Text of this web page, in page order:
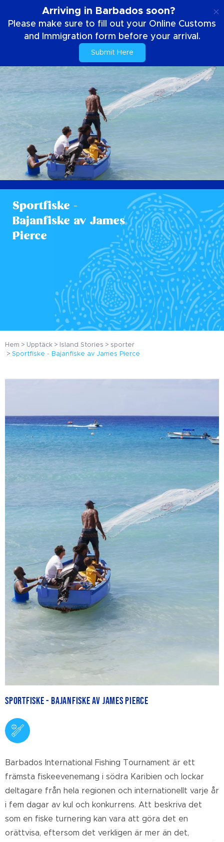
Arriving in Barbados soon?
Please make sure to fill out your Online Customs
and Immigration form before your arrival.
Submit Here
Sportfiske -
Bajanfiske av James
Pierce
Hem Upptäck Island Stories
sporter
Sportfiske - Bajanfiske av James Pierce
Sportfiske - Bajanfiske av James Pierce
Barbados International Fishing Tournament är ett
främsta fiskeevenemang i södra Karibien och lockar
deltagare från hela regionen och internationellt varje år
i fem dagar av kul och konkurrens. Att beskriva det
som en fiske turnering kan vara att göra det en
orättvisa, eftersom det verkligen är mer än det,